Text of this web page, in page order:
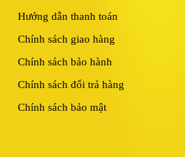
Hướng dẫn thanh toán
Chính sách giao hàng
Chính sách bảo hành
Chính sách đổi trả hàng
Chính sách bảo mật